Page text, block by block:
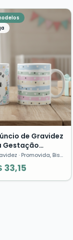
de Gravidez
Gestação
· Promovida, Bisa, Baby Luz
33,15